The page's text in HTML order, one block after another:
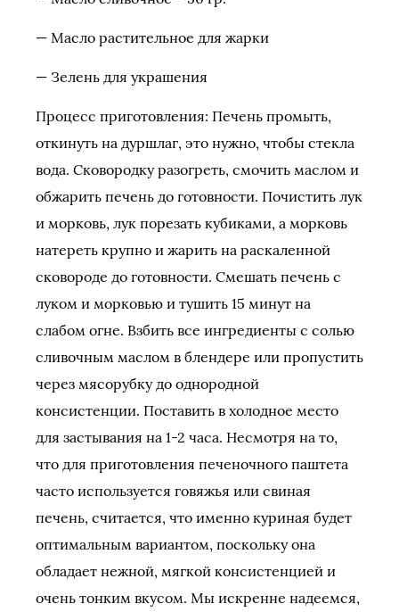
— Масло растительное для жарки
— Зелень для украшения
Процесс приготовления: Печень промыть,
откинуть на дуршлаг, это нужно, чтобы стекла
вода. Сковородку разогреть, смочить маслом и
обжарить печень до готовности. Почистить лук
и морковь, лук порезать кубиками, а морковь
натереть крупно и жарить на раскаленной
сковороде до готовности. Смешать печень с
луком и морковью и тушить 15 минут на
слабом огне. Взбить все ингредиенты с солью
сливочным маслом в блендере или пропустить
через мясорубку до однородной
консистенции. Поставить в холодное место
для застывания на 1-2 часа. Несмотря на то,
что для приготовления печеночного паштета
часто используется говяжья или свиная
печень, считается, что именно куриная будет
оптимальным вариантом, поскольку она
обладает нежной, мягкой консистенцией и
очень тонким вкусом. Мы искренне надеемся,